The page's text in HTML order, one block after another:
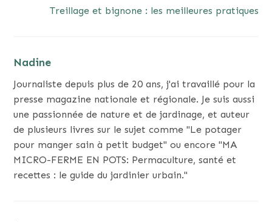
Treillage et bignone : les meilleures pratiques
Nadine
Journaliste depuis plus de 20 ans, j'ai travaillé pour la
presse magazine nationale et régionale. Je suis aussi
une passionnée de nature et de jardinage, et auteur
de plusieurs livres sur le sujet comme "Le potager
pour manger sain à petit budget" ou encore "MA
MICRO-FERME EN POTS: Permaculture, santé et
recettes : le guide du jardinier urbain."